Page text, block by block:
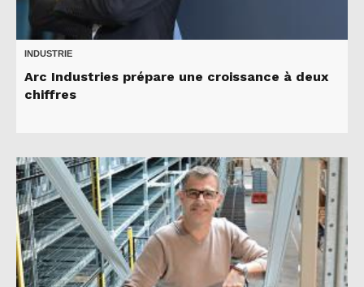
INDUSTRIE
Arc Industries prépare une croissance à deux
chiffres